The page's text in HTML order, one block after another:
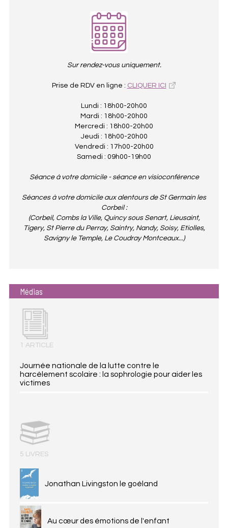
Sur rendez-vous uniquement.
Prise de RDV en ligne : CLIQUER ICI
Lundi : 18h00-20h00
Mardi : 18h00-20h00
Mercredi : 18h00-20h00
Jeudi : 18h00-20h00
Vendredi : 17h00-20h00
Samedi : 09h00-19h00
Séance à votre domicile - séance en visioconférence
Séances à votre domicile aux alentours de St Germain les
Corbeil :
(Corbeil, Combs la Ville, Quincy sous Senart, Lieusaint,
Tigery, St Pierre du Perray, Saintry, Nandy, Soisy, Etiolles,
Savigny le Temple, Le Coudray Montceaux...)
Médias
1 ARTICLE
Journée nationale de la lutte contre le
harcèlement scolaire : la sophrologie pour aider les
victimes
5 LIVRES
Jonathan Livingston le goéland
Au cœur des émotions de l'enfant